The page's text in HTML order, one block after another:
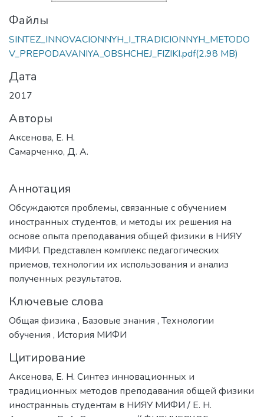
Файлы
SINTEZ_INNOVACIONNYH_I_TRADICIONNYH_METODO
V_PREPODAVANIYA_OBSHCHEJ_FIZIKI.pdf(2.98 MB)
Дата
2017
Авторы
Аксенова, Е. Н.
Самарченко, Д. А.
Аннотация
Обсуждаются проблемы, связанные с обучением
иностранных студентов, и методы их решения на
основе опыта преподавания общей физики в НИЯУ
МИФИ. Представлен комплекс педагогических
приемов, технологии их использования и анализ
полученных результатов.
Ключевые слова
Общая физика , Базовые знания ,Технологии
обучения , История МИФИ
Цитирование
Аксенова, Е. Н. Синтез инновационных и
традиционных методов преподавания общей физики
иностранныь студентам в НИЯУ МИФИ / Е. Н.